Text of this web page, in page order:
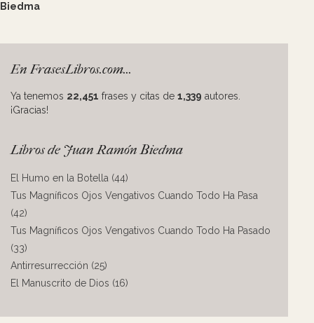
Biedma
En FrasesLibros.com...
Ya tenemos 22,451 frases y citas de 1,339 autores.
¡Gracias!
Libros de Juan Ramón Biedma
El Humo en la Botella (44)
Tus Magníficos Ojos Vengativos Cuando Todo Ha Pasa
(42)
Tus Magníficos Ojos Vengativos Cuando Todo Ha Pasado
(33)
Antirresurrección (25)
El Manuscrito de Dios (16)